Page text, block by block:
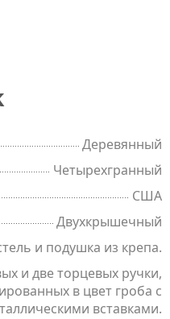
Деревянный
Четырехгранный
США
Двухкрышечный
и подушка из крепа.
и две торцевых ручки,
в цвет гроба с
вставками.